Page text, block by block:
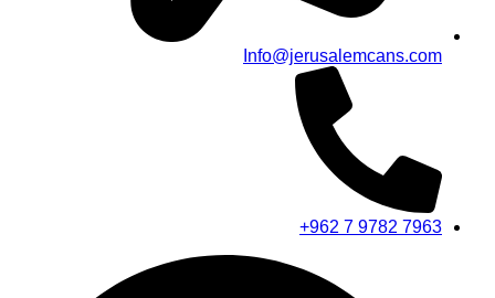
Info@jerusalemcans.com
+962 7 9782 7963